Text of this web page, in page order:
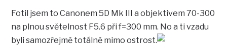
Fotil jsem to Canonem 5D Mk III a objektivem 70-300
na plnou světelnost F5.6 při f=300 mm. No a ti vzadu
byli samozřejmě totálně mimo ostrost.